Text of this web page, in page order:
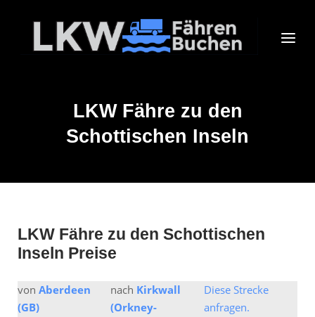
Home
Menu
LKW Fähre zu den
Schottischen Inseln
LKW Fähre zu den Schottischen
Inseln Preise
von Aberdeen
(GB)
nach Kirkwall
(Orkney-
Diese Strecke
anfragen.